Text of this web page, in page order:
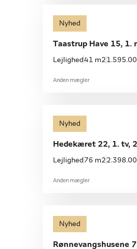
Nyhed
Taastrup Have 15, 1.
Lejlighed 41 m2
Anden mægler
Nyhed
Hedekæret 22, 1. tv,
Lejlighed 76 m2
Anden mægler
Nyhed
Rønnevangshusene